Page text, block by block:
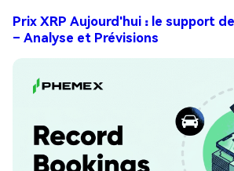
Prix XRP Aujourd'hui : le support
– Analyse et Prévisions